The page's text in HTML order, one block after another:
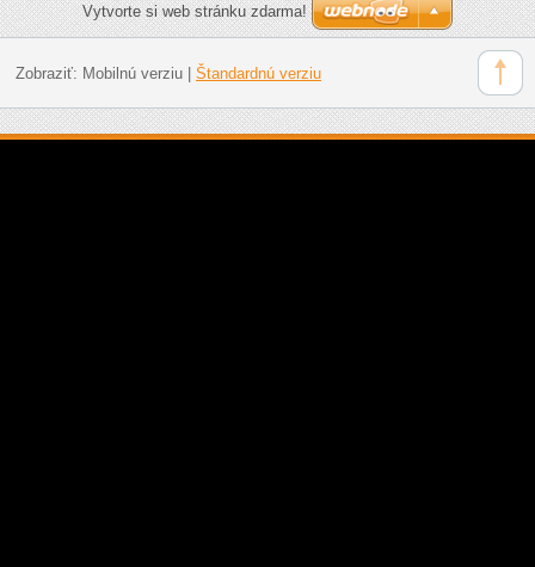
Vytvorte si web stránku zdarma!
Zobraziť: Mobilnú verziu| Štandardnú verziu